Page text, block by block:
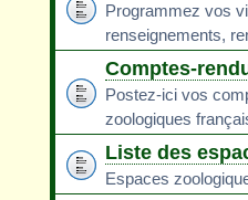
Programmez vos
renseignements,
Comptes-
Postez-ici vos
zoologiques
Liste des
Espaces